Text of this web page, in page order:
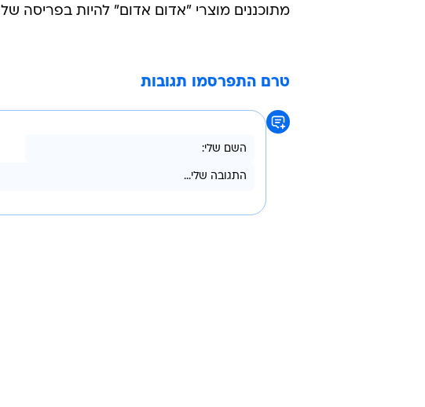
מתוכננים מוצרי "אדום אדום" להיות בפריסה של 100 רשתות ברחבי הארץ.
טרם התפרסמו תגובות